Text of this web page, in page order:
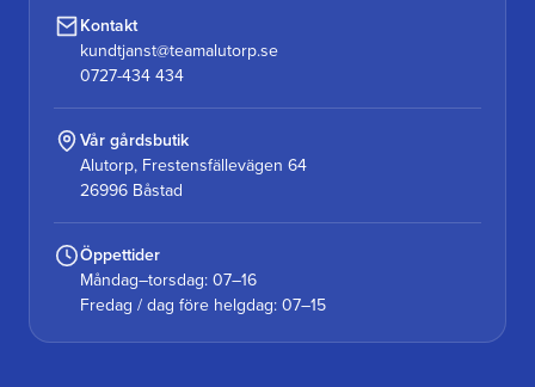
Kontakt
kundtjanst@teamalutorp.se
0727-434 434
Vår gårdsbutik
Alutorp, Frestensfällevägen 64
26996 Båstad
Öppettider
Måndag–torsdag: 07–16
Fredag / dag före helgdag: 07–15